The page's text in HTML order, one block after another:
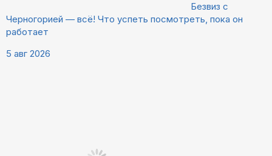
Безвиз с
Черногорией — всё! Что успеть посмотреть, пока он
работает
5 авг 2026